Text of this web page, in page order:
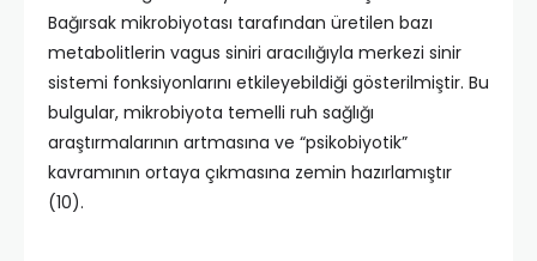
Bağırsak mikrobiyotası tarafından üretilen bazı
metabolitlerin vagus siniri aracılığıyla merkezi sinir
sistemi fonksiyonlarını etkileyebildiği gösterilmiştir. Bu
bulgular, mikrobiyota temelli ruh sağlığı
araştırmalarının artmasına ve “psikobiyotik”
kavramının ortaya çıkmasına zemin hazırlamıştır
(10).